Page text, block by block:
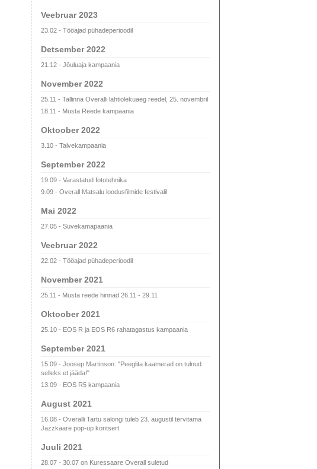
Veebruar 2023
23.02 - Tööajad pühadeperioodil
Detsember 2022
21.12 - Jõuluaja kampaania
November 2022
25.11 - Tallinna Overalli lahtiolekuaeg reedel, 25. novembril
18.11 - Musta Reede kampaania
Oktoober 2022
3.10 - Talvekampaania
September 2022
19.09 - Varastatud fototehnika
9.09 - Overall Matsalu loodusfilmide festivalil
Mai 2022
27.05 - Suvekamapaania
Veebruar 2022
22.02 - Tööajad pühadeperioodil
November 2021
25.11 - Musta reede hinnad 26.11 - 29.11
Oktoober 2021
25.10 - EOS R ja EOS R6 rahatagastus kampaania
September 2021
15.09 - Joosep Martinson: "Peeglita kaamerad on tulnud
selleks et jääda!"
13.09 - EOS R5 kampaania
August 2021
16.08 - Overalli Tartu salongi tuleb 23. augustil tervitama
Jazzkaare pop-up kontsert
Juuli 2021
28.07 - 30.07 on Kuressaare Overall suletud